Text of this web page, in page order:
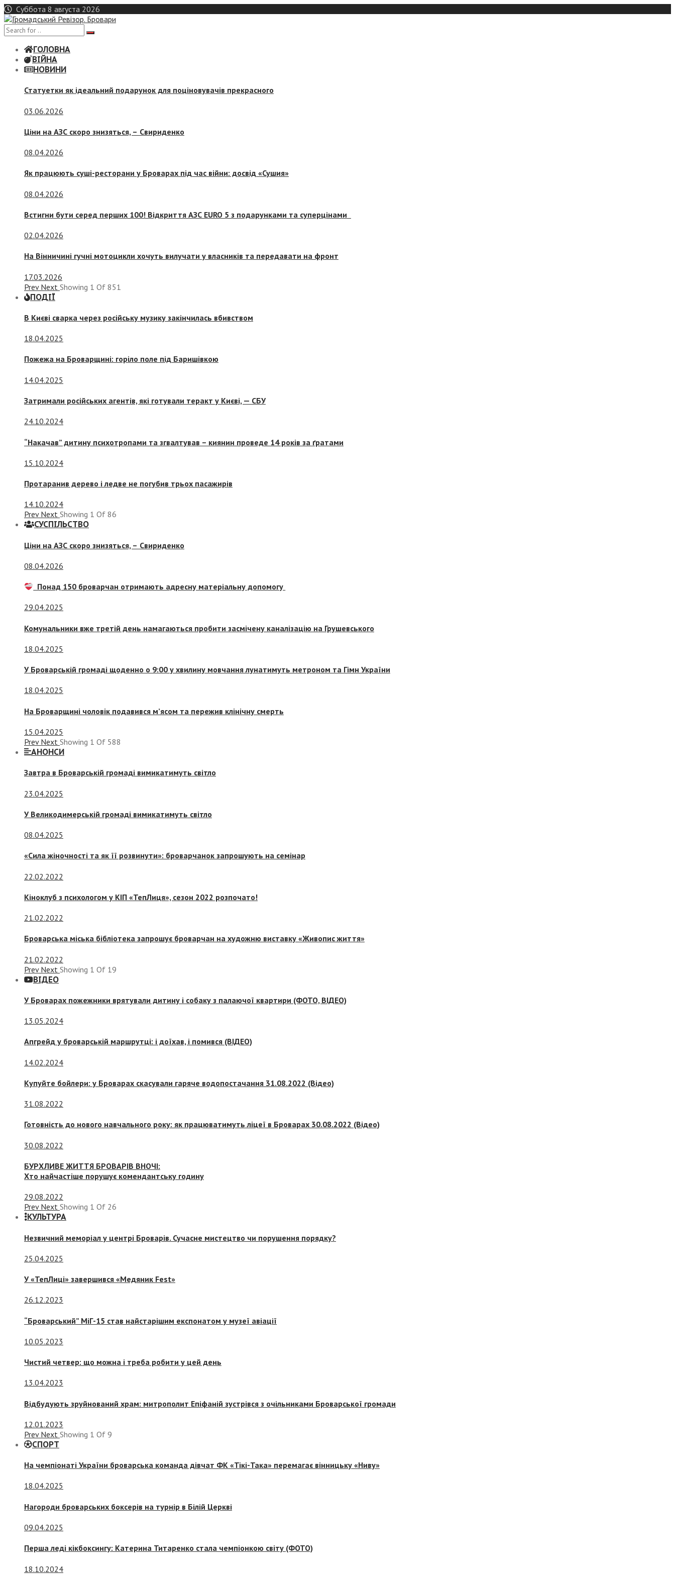
Skip
to
content
Суббота 8 августа 2026
ГОЛОВНА
ВІЙНА
НОВИНИ
Статуетки як ідеальний подарунок для поціновувачів прекрасного
03.06.2026
Ціни на АЗС скоро знизяться, – Свириденко
08.04.2026
Як працюють суші-ресторани у Броварах під час війни: досвід «Сушия»
08.04.2026
Встигни бути серед перших 100! Відкриття АЗС EURO 5 з подарунками та суперцінами
02.04.2026
На Вінничині гучні мотоцикли хочуть вилучати у власників та передавати на фронт
17.03.2026
Prev Next Showing 1 Of 851
ПОДІЇ
В Києві сварка через російську музику закінчилась вбивством
18.04.2025
Пожежа на Броварщині: горіло поле під Баришівкою
14.04.2025
Затримали російських агентів, які готували теракт у Києві, — СБУ
24.10.2024
“Накачав” дитину психотропами та згвалтував – киянин проведе 14 років за ґратами
15.10.2024
Протаранив дерево і ледве не погубив трьох пасажирів
14.10.2024
Prev Next Showing 1 Of 86
СУСПIЛЬСТВО
Ціни на АЗС скоро знизяться, – Свириденко
08.04.2026
Понад 150 броварчан отримають адресну матеріальну допомогу
29.04.2025
Комунальники вже третій день намагаються пробити засмічену каналізацію на Грушевського
18.04.2025
У Броварській громаді щоденно о 9:00 у хвилину мовчання лунатимуть метроном та Гімн України
18.04.2025
На Броварщині чоловік подавився м’ясом та пережив клінічну смерть
15.04.2025
Prev Next Showing 1 Of 588
АНОНСИ
Завтра в Броварській громаді вимикатимуть світло
23.04.2025
У Великодимерській громаді вимикатимуть світло
08.04.2025
«Сила жіночності та як її розвинути»: броварчанок запрошують на семінар
22.02.2022
Кіноклуб з психологом у КІП «ТепЛиця», сезон 2022 розпочато!
21.02.2022
Броварська міська бібліотека запрошує броварчан на художню виставку «Живопис життя»
21.02.2022
Prev Next Showing 1 Of 19
ВІДЕО
У Броварах пожежники врятували дитину і собаку з палаючої квартири (ФОТО, ВІДЕО)
13.05.2024
Апгрейд у броварській маршрутці: і доїхав, і помився (ВІДЕО)
14.02.2024
Купуйте бойлери: у Броварах скасували гаряче водопостачання 31.08.2022 (Відео)
31.08.2022
Готовність до нового навчального року: як працюватимуть ліцеї в Броварах 30.08.2022 (Відео)
30.08.2022
БУРХЛИВЕ ЖИТТЯ БРОВАРІВ ВНОЧІ:
Хто найчастіше порушує комендантську годину
29.08.2022
Prev Next Showing 1 Of 26
КУЛЬТУРА
Незвичний меморіал у центрі Броварів. Сучасне мистецтво чи порушення порядку?
25.04.2025
У «ТепЛиці» завершився «Медяник Fest»
26.12.2023
“Броварський” МіГ-15 став найстарішим експонатом у музеї авіації
10.05.2023
Чистий четвер: що можна і треба робити у цей день
13.04.2023
Відбудують зруйнований храм: митрополит Епіфаній зустрівся з очільниками Броварської громади
12.01.2023
Prev Next Showing 1 Of 9
СПОРТ
На чемпіонаті України броварська команда дівчат ФК «Тікі-Така» перемагає вінницьку «Ниву»
18.04.2025
Нагороди броварських боксерів на турнір в Білій Церкві
09.04.2025
Перша леді кікбоксингу: Катерина Титаренко стала чемпіонкою світу (ФОТО)
18.10.2024